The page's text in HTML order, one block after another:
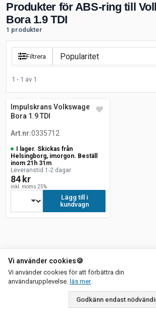
Produkter för ABS-ring till
Bora 1.9 TDI
1 produkter
Filtrera
1 - 1 av 1
Impulskrans Volkswagen
Bora 1.9 TDI
Art.nr:0335712
I lager. Skickas från
Helsingborg, imorgon. Beställ
inom 21h 31m
Leveranstid 1-2 dagar
84 kr
inkl. moms 25%
Lägg till i
kundvagn
Vi använder cookies🍪
Vi använder cookies för att förbättra din
användarupplevelse. läs merom vår integritetspolicy
.
Godkänn endast